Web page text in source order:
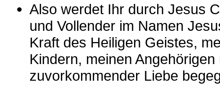
Also werdet Ihr durch Jesus
und Vollender im Namen
Kraft des Heiligen Geistes,
Kindern, meinen
zuvorkommender Liebe